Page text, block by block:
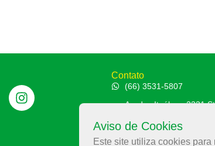
Contato
(66) 3531-5807
Av. das Itaúbas, 2331
Aviso de Cookies
Este site utiliza cookies